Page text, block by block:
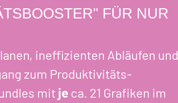
FÜR NUR
ineffizienten Abläufen und
zum Produktivitäts-
mit jeca. 21 Grafiken im